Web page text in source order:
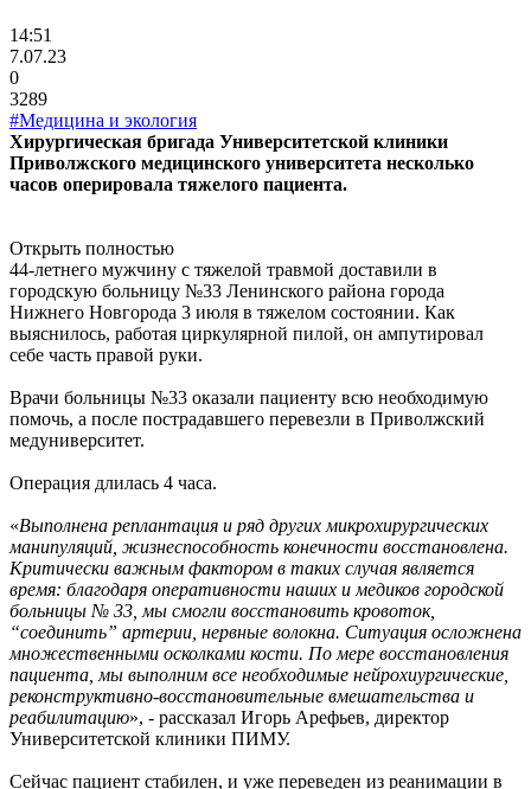
14:51
7.07.23
0
3289
#Медицина и экология
Хирургическая бригада Университетской клиники
Приволжского медицинского университета несколько
часов оперировала тяжелого пациента.
Открыть полностью
44-летнего мужчину с тяжелой травмой доставили в
городскую больницу №33 Ленинского района города
Нижнего Новгорода 3 июля в тяжелом состоянии. Как
выяснилось, работая циркулярной пилой, он ампутировал
себе часть правой руки.
Врачи больницы №33 оказали пациенту всю необходимую
помочь, а после пострадавшего перевезли в Приволжский
медуниверситет.
Операция длилась 4 часа.
«Выполнена реплантация и ряд других микрохирургических
манипуляций, жизнеспособность конечности восстановлена.
Критически важным фактором в таких случая является
время: благодаря оперативности наших и медиков городской
больницы № 33, мы смогли восстановить кровоток,
“соединить” артерии, нервные волокна. Ситуация осложнена
множественными осколками кости. По мере восстановления
пациента, мы выполним все необходимые нейрохиургические,
реконструктивно-восстановительные вмешательства и
реабилитацию», - рассказал Игорь Арефьев, директор
Университетской клиники ПИМУ.
Сейчас пациент стабилен, и уже переведен из реанимации в